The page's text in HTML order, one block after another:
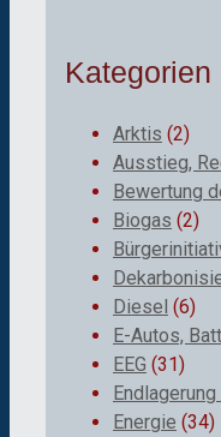
Kategorien
Arktis (2)
Ausstieg,
Bewertung
Biogas (2)
Diesel (6)
E-Autos,
EEG (31)
Energie (34)